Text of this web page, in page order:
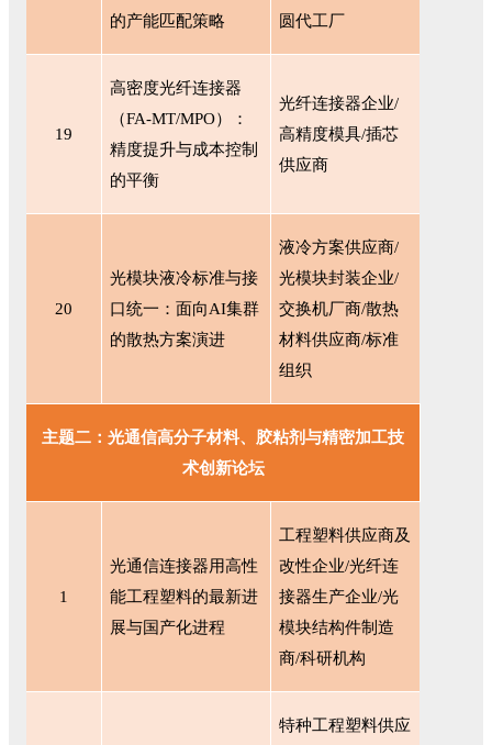
的产能匹配策略
圆代工厂
19
高密度光纤连接器
（FA-MT/MPO）：
精度提升与成本控制
的平衡
光纤连接器企业/
高精度模具/插芯
供应商
20
光模块液冷标准与接
口统一：面向AI集群
的散热方案演进
液冷方案供应商/
光模块封装企业/
交换机厂商/散热
材料供应商/标准
组织
主题二：光通信高分子材料、胶粘剂与精密加工技
术创新论坛
1
光通信连接器用高性
能工程塑料的最新进
展与国产化进程
工程塑料供应商及
改性企业/光纤连
接器生产企业/光
模块结构件制造
商/科研机构
特种工程塑料供应